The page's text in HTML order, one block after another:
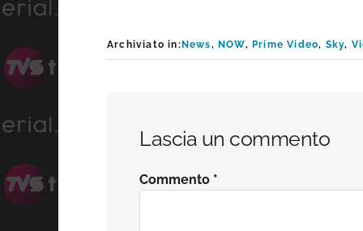
Archiviato in: News, NOW, Prime Video, Sky,
Lascia un commento
Commento *